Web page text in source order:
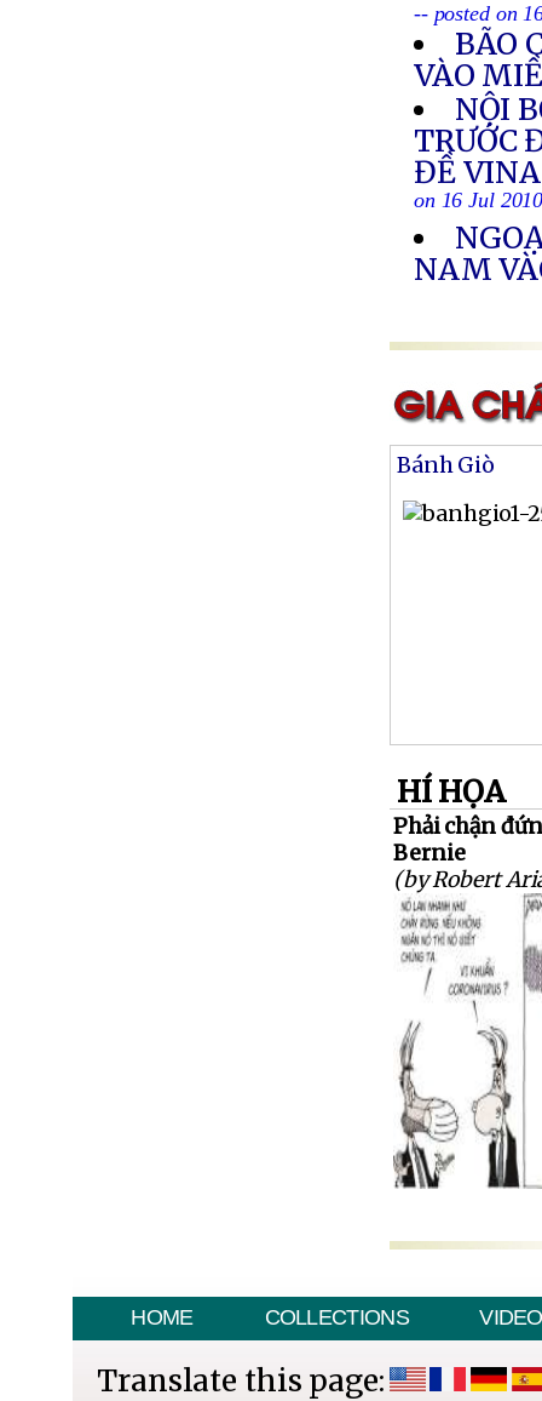
-- posted on
BÃO
VÀO
NỘI
TRƯỚC
ĐỀ
on 16 Jul
NAM
Bánh Giò
HÍ HỌA
Phải chận
Bernie
(by Robert
HOME COLLECTIONS VIDEO
Translate this page: